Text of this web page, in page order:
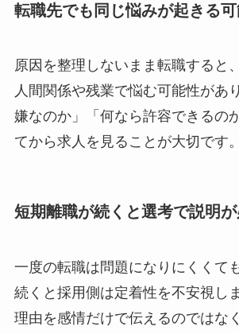
転職先でも同じ悩みが起きる
原因を整理しないまま転職すると
人間関係や残業で悩む可能性があ
嫌なのか」「何なら許容できるの
てから求人を見ることが大切です。
短期離職が続くと選考で説明
一度の転職は問題になりにくくて
続くと採用側は定着性を不安視し
理由を感情だけで伝えるのではな